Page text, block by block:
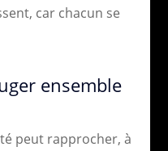
car chacun se
ensemble
peut rapprocher, à